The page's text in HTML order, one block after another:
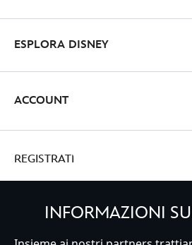
ESPLORA DISNEY
ACCOUNT
REGISTRATI
INFORMAZIONI